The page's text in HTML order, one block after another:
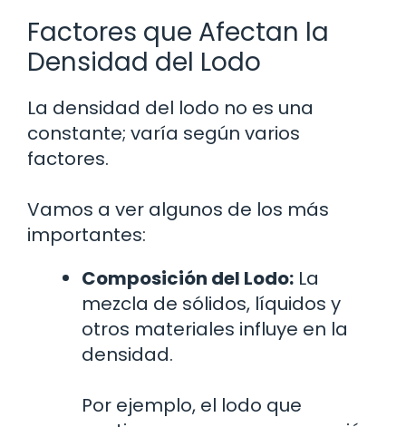
Factores que Afectan la
Densidad del Lodo
La densidad del lodo no es una
constante; varía según varios
factores.
Vamos a ver algunos de los más
importantes:
Composición del Lodo: La
mezcla de sólidos, líquidos y
otros materiales influye en la
densidad.
Por ejemplo, el lodo que